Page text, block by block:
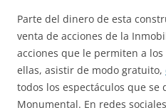
Parte del dinero de esta
venta de acciones de la
acciones que le permiten a
ellas, asistir de modo gratuito,
todos los espectáculos que se
Monumental. En redes